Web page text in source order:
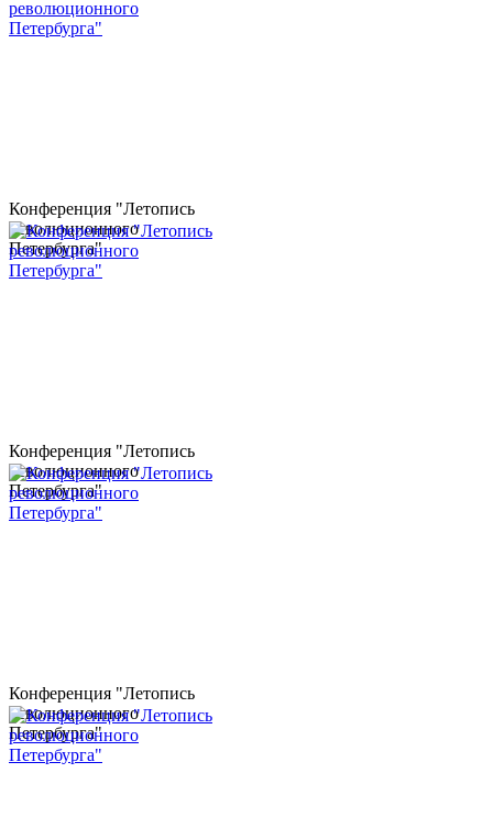
Конференция "Летопись
революционного
Петербурга"
Конференция "Летопись
революционного
Петербурга"
Конференция "Летопись
революционного
Петербурга"